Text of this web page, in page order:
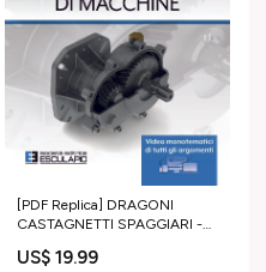
[PDF Replica] DRAGONI
CASTAGNETTI SPAGGIARI -
Macchine Veicoli Ibridi
US$ 19.99